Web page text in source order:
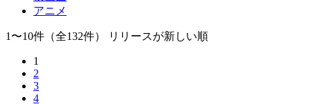
アニメ
1〜10件 （全132件） リリースが新しい順
1
2
3
4